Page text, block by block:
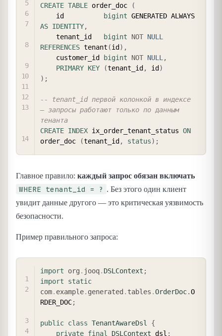
CREATE TABLE order_doc
(
    id
bigint
AS IDENTITY,
    tenant_id
bigint NOT NULL
REFERENCES tenant (id ) ,
    customer_id
bigint NOT NULL ,
PRIMARY KEY (tenant_id , id )
) ;
-- tenant_id первой колонкой в индексе
— запросы работают только по данным
тенанта
CREATE INDEX ix_order_tenant_status ON
order_doc
(tenant_id , status) ;
Главное правило: каждый запрос обязан включать
WHERE tenant_id = ? . Без этого один клиент
увидит данные другого — это критическая уязвимость
безопасности.
Пример правильного запроса:
import org . jooq. DSLContext ;
import
static
com. example. generated . tables .OrderDoc.O
RDER_DOC;
public class TenantAwareDsl
{
private final DSLContext dsl ;